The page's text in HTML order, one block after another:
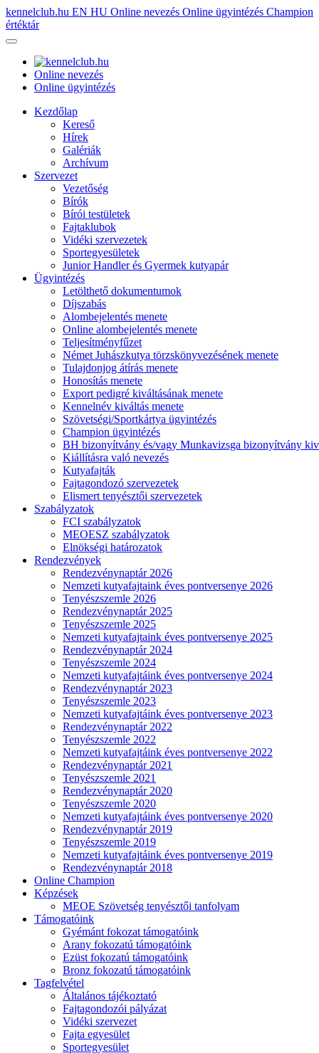
kennelclub.hu EN HU Online nevezés Online ügyintézés Champion
értéktár
Online nevezés
Online ügyintézés
Kezdőlap
Kereső
Hírek
Galériák
Archívum
Szervezet
Vezetőség
Bírók
Bírói testületek
Fajtaklubok
Vidéki szervezetek
Sportegyesületek
Junior Handler és Gyermek kutyapár
Ügyintézés
Letölthető dokumentumok
Díjszabás
Alombejelentés menete
Online alombejelentés menete
Teljesítményfűzet
Német Juhászkutya törzskönyvezésének menete
Tulajdonjog átírás menete
Honosítás menete
Export pedigré kiváltásának menete
Kennelnév kiváltás menete
Szövetségi/Sportkártya ügyintézés
Champion ügyintézés
BH bizonyítvány és/vagy Munkavizsga bizonyítvány
Kiállításra való nevezés
Kutyafajták
Fajtagondozó szervezetek
Elismert tenyésztői szervezetek
Szabályzatok
FCI szabályzatok
MEOESZ szabályzatok
Elnökségi határozatok
Rendezvények
Rendezvénynaptár 2026
Nemzeti kutyafajtaink éves pontversenye 2026
Tenyészszemle 2026
Rendezvénynaptár 2025
Tenyészszemle 2025
Nemzeti kutyafajtaink éves pontversenye 2025
Rendezvénynaptár 2024
Tenyészszemle 2024
Nemzeti kutyafajtáink éves pontversenye 2024
Rendezvénynaptár 2023
Tenyészszemle 2023
Nemzeti kutyafajtáink éves pontversenye 2023
Rendezvénynaptár 2022
Tenyészszemle 2022
Nemzeti kutyafajtáink éves pontversenye 2022
Rendezvénynaptár 2021
Tenyészszemle 2021
Rendezvénynaptár 2020
Tenyészszemle 2020
Nemzeti kutyafajtáink éves pontversenye 2020
Rendezvénynaptár 2019
Tenyészszemle 2019
Nemzeti kutyafajtáink éves pontversenye 2019
Rendezvénynaptár 2018
Online Champion
Képzések
MEOE Szövetség tenyésztői tanfolyam
Támogatóink
Gyémánt fokozat támogatóink
Arany fokozatú támogatóink
Ezüst fokozatú támogatóink
Bronz fokozatú támogatóink
Tagfelvétel
Általános tájékoztató
Fajtagondozói pályázat
Vidéki szervezet
Fajta egyesület
Sportegyesület